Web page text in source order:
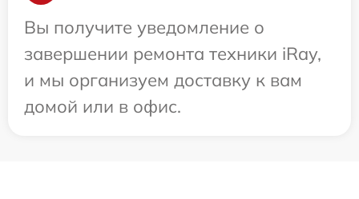
Вы получите уведомление о
завершении ремонта техники iRay,
и мы организуем доставку к вам
домой или в офис.